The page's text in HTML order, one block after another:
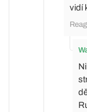
vidí